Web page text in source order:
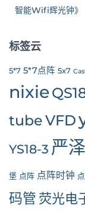
智能Wifi辉光钟》
标签云
5*7 5*7点阵 5x7
nixie
tubeVFD
YS18-3 严
堡 点阵 点阵时钟
码管 荧光电